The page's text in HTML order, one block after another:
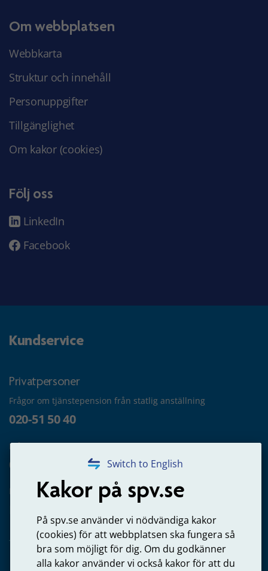
Switch to English
Kakor på spv.se
På spv.se använder vi nödvändiga kakor
(cookies) för att webbplatsen ska fungera så
bra som möjligt för dig. Om du godkänner
alla kakor använder vi också kakor för att du
Om webbplatsen
Webbkarta
Struktur och innehåll
Personuppgifter
Tillgänglighet
Om kakor (cookies)
Följ oss
LinkedIn
Facebook
Kundservice
Privatpersoner
Frågor om tjänstepension från statlig anställning
020-51 50 40
Frågor om utbetalning
020-65 00 65
Kontakta oss